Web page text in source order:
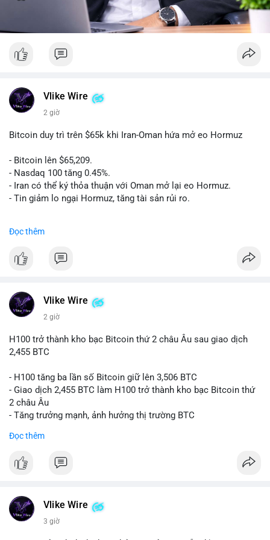
Vlike Wire
2 giờ
Bitcoin duy trì trên $65k khi Iran-Oman hứa mở eo Hormuz
- Bitcoin lên $65,209.
- Nasdaq 100 tăng 0.45%.
- Iran có thể ký thỏa thuận với Oman mở lại eo Hormuz.
- Tin giảm lo ngại Hormuz, tăng tài sản rủi ro.
📰 Nguồn: CoinDesk
Đọc thêm
Vlike Wire
2 giờ
H100 trở thành kho bạc Bitcoin thứ 2 châu Âu sau giao dịch
2,455 BTC
- H100 tăng ba lần số Bitcoin giữ lên 3,506 BTC
- Giao dịch 2,455 BTC làm H100 trở thành kho bạc Bitcoin thứ
2 châu Âu
- Tăng trưởng mạnh, ảnh hưởng thị trường BTC
#binancesquare
$btc
📰 Nguồn: Cointelegraph
Đọc thêm
Vlike Wire
3 giờ